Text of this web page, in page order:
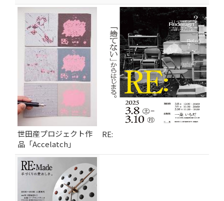
世田産プロジェクト作
品「Accelatch」
RE: